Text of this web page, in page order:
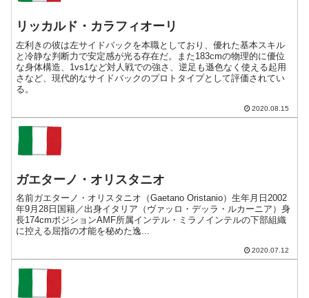
リッカルド・カラフィオーリ
左利きの彼は左サイドバックを本職としており、優れた基本スキル
と冷静な判断力で安定感が光る存在だ。また183cmの物理的に優位
な身体構造、1vs1など対人戦での強さ、逆足も遜色なく使える起用
さなど、現代的なサイドバックのプロトタイプとして評価されてい
る。
2020.08.15
ガエターノ・オリスタニオ
名前ガエターノ・オリスタニオ（Gaetano Oristanio）生年月日2002
年9月28日国籍／出身イタリア（ヴァッロ・デッラ・ルカーニア）身
長174cmポジションAMF所属インテル・ミラノインテルの下部組織
に控える屈指の才能を秘めた逸...
2020.07.12